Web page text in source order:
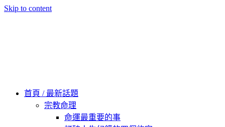
Skip to content
首頁 / 最新話題
宗教命理
命運最重要的事